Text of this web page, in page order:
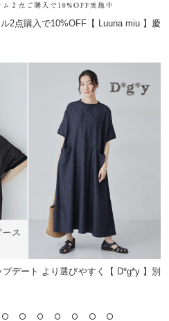
デート より選びやすく【 D*g*y 】別